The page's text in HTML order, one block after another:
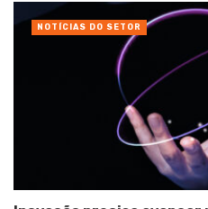
NOTÍCIAS DO SETOR